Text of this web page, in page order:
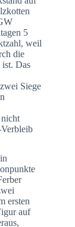
5
weil
die
ist. Das
Siege
ersten
auf